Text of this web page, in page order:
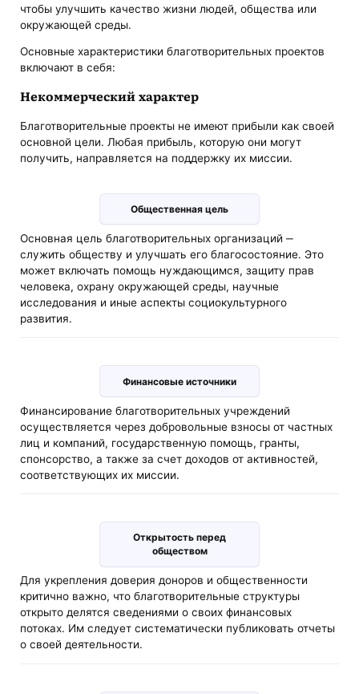
чтобы улучшить качество жизни людей, общества или
окружающей среды.
Основные характеристики благотворительных проектов
включают в себя:
Некоммерческий характер
Благотворительные проекты не имеют прибыли как своей
основной цели. Любая прибыль, которую они могут
получить, направляется на поддержку их миссии.
Общественная цель
Основная цель благотворительных организаций ‒
служить обществу и улучшать его благосостояние. Это
может включать помощь нуждающимся, защиту прав
человека, охрану окружающей среды, научные
исследования и иные аспекты социокультурного
развития.
Финансовые источники
Финансирование благотворительных учреждений
осуществляется через добровольные взносы от частных
лиц и компаний, государственную помощь, гранты,
спонсорство, а также за счет доходов от активностей,
соответствующих их миссии.
Открытость перед
обществом
Для укрепления доверия доноров и общественности
критично важно, что благотворительные структуры
открыто делятся сведениями о своих финансовых
потоках. Им следует систематически публиковать отчеты
о своей деятельности.